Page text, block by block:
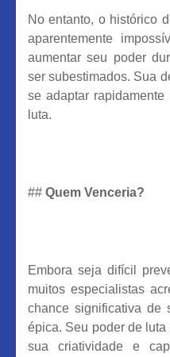
No entanto, o histórico
aparentemente
aumentar seu poder
ser subestimados. Sua
se adaptar
luta.
## Quem Venceria?
Embora seja difícil
muitos especialistas
chance significativa de
épica. Seu poder de
sua criatividade e